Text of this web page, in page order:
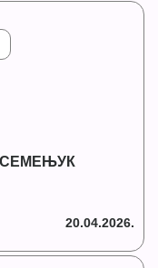
СЕМЕЊУК
20.04.2026.